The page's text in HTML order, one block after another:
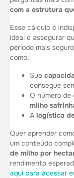
com a estrutura
Esse cálculo é
ideal e assegurar
período mais
como:
Sua
consegue
O número de
milho
A logística
Quer aprender
um conteúdo
de milho por
rendimento
aqui para acessar